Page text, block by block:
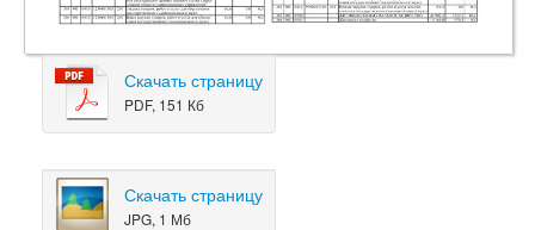
Скачать страницу
PDF, 151 Кб
Скачать страницу
JPG, 1 Мб